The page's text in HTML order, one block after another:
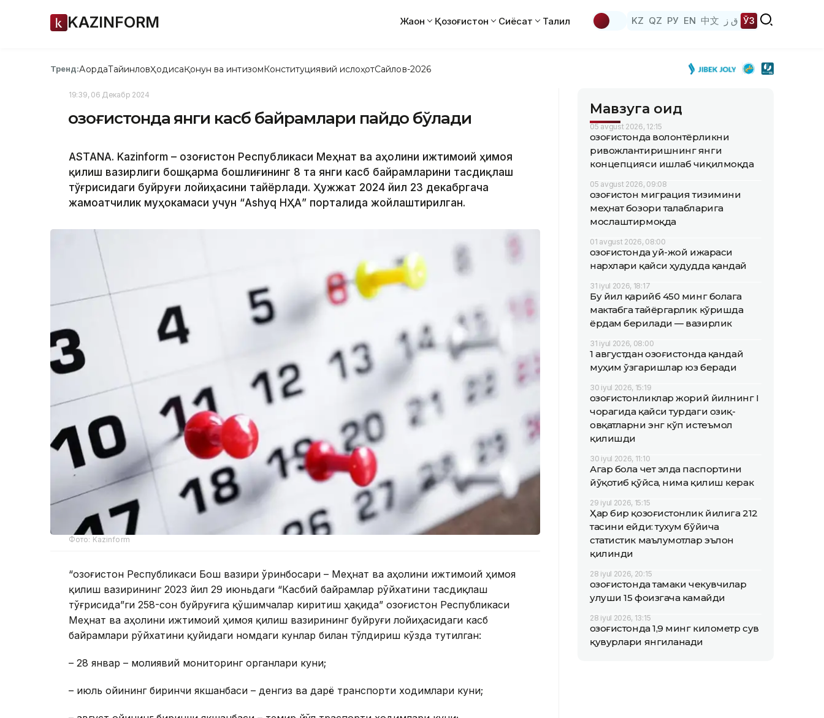
KAZINFORM Жаҳон Қозоғистон Сиёсат Таҳлил KZ QZ РУ EN 中文 ق ز ЎЗ
Тренд:АқордаТайинловҲодисаҚонун ва интизомКонституциявий ислоҳотСайлов-2026
19:39, 06 Декабр 2024
Қозоғистонда янги касб байрамлари пайдо бўлади
ASTANA. Kazinform – Қозоғистон Республикаси Меҳнат ва аҳолини ижтимоий ҳимоя
қилиш вазирлиги бошқарма бошлиғининг 8 та янги касб байрамларини тасдиқлаш
тўғрисидаги буйруғи лойиҳасини тайёрлади. Ҳужжат 2024 йил 23 декабргача
жамоатчилик муҳокамаси учун “Ashyq НҲА” порталида жойлаштирилган.
Фото: Kazinform
“Қозоғистон Республикаси Бош вазири ўринбосари – Меҳнат ва аҳолини ижтимоий ҳимоя
қилиш вазирининг 2023 йил 29 июньдаги “Касбий байрамлар рўйхатини тасдиқлаш
тўғрисида”ги 258-сон буйруғига қўшимчалар киритиш ҳақида” Қозоғистон Республикаси
Меҳнат ва аҳолини ижтимоий ҳимоя қилиш вазирининг буйруғи лойиҳасидаги касб
байрамлари рўйхатини қуйидаги номдаги кунлар билан тўлдириш кўзда тутилган:
– 28 январ – молиявий мониторинг органлари куни;
– июль ойининг биринчи якшанбаси – денгиз ва дарё транспорти ходимлари куни;
Мавзуга оид
05 avgust 2026, 12:15
Қозоғистонда волонтёрликни
ривожлантиришнинг янги
концепцияси ишлаб чиқилмоқда
05 avgust 2026, 09:08
Қозоғистон миграция тизимини
меҳнат бозори талабларига
мослаштирмоқда
01 avgust 2026, 08:00
Қозоғистонда уй-жой ижараси
нархлари қайси ҳудудда қандай
31 iyul 2026, 18:17
Бу йил қарийб 450 минг болага
мактабга тайёргарлик кўришда
ёрдам берилади — вазирлик
31 iyul 2026, 08:00
1 августдан Қозоғистонда қандай
муҳим ўзгаришлар юз беради
30 iyul 2026, 15:19
Қозоғистонликлар жорий йилнинг I
чорагида қайси турдаги озиқ-
овқатларни энг кўп истеъмол
қилишди
30 iyul 2026, 11:10
Агар бола чет элда паспортини
йўқотиб қўйса, нима қилиш керак
29 iyul 2026, 15:15
Ҳар бир қозоғистонлик йилига 212
тасини ейди: тухум бўйича
статистик маълумотлар эълон
қилинди
28 iyul 2026, 20:15
Қозоғистонда тамаки чекувчилар
улуши 15 фоизгача камайди
28 iyul 2026, 13:15
Қозоғистонда 1,9 минг километр сув
қувурлари янгиланади